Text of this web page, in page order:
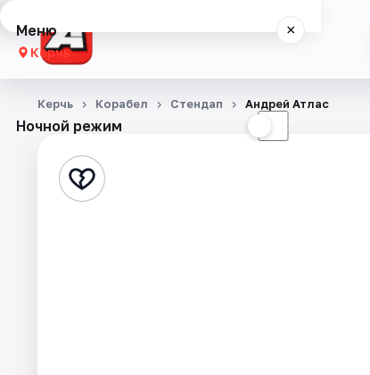
Меню ×
Керчь
Концерты
Стендап
Ночной режим ☾
Керчь Корабел Стендап Андрей Атлас